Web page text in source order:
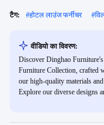
टैग: #होटल लाउंज फर्नीचर #
वीडियो का विवरण:
Discover Dinghao
Furniture Collection, crafted
our high-quality materials
Explore our diverse designs